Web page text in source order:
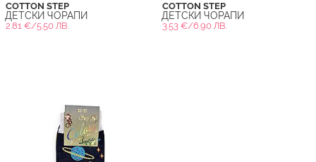
COTTON STEP
ДЕТСКИ ЧОРАПИ
2.81 €/5.50 ЛВ.
COTTON STEP
ДЕТСКИ ЧОРАПИ
3.53 €/6.90 ЛВ.